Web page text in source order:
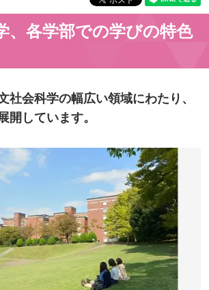
、各学部での学びの特色
社会科学の幅広い領域にわたり、
開しています。